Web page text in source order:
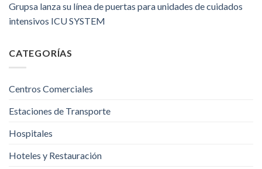
Grupsa lanza su línea de puertas para unidades de cuidados
intensivos ICU SYSTEM
CATEGORÍAS
Centros Comerciales
Estaciones de Transporte
Hospitales
Hoteles y Restauración